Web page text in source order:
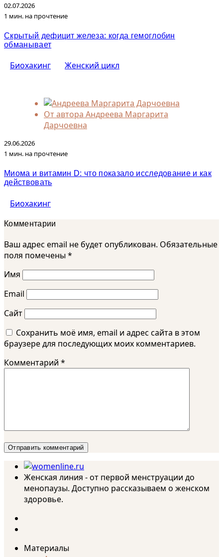
02.07.2026
1 мин. на прочтение
Скрытый дефицит железа: когда гемоглобин
обманывает
Биохакинг Женский цикл
От автора Андреева Маргарита
Дарчоевна
29.06.2026
1 мин. на прочтение
Миома и витамин D: что показало исследование и как
действовать
Биохакинг
Комментарии
Ваш адрес email не будет опубликован. Обязательные
поля помечены*
Имя
Email
Сайт
Сохранить моё имя, email и адрес сайта в этом
браузере для последующих моих комментариев.
Комментарий *
Женская линия - от первой менструации до
менопаузы. Доступно рассказываем о женском
здоровье.
Материалы